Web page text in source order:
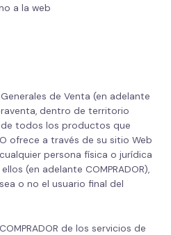
a la web
de Venta (en adelante
dentro de territorio
todos los productos que
ofrece a través de su sitio Web
persona física o jurídica
(en adelante COMPRADOR),
o no el usuario final del
de los servicios de